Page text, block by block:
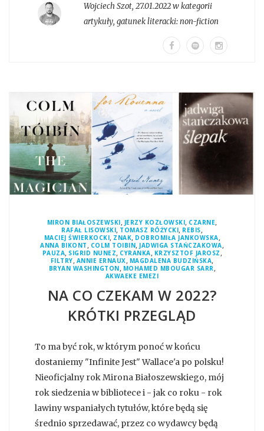
Wojciech Szot, 27.01.2022 w kategorii
artykuły, gatunek literacki:non-fiction
MIRON BIAŁOSZEWSKI, JERZY KOZŁOWSKI, CZARNE,
RAFAŁ LISOWSKI, TOMASZ RÓŻYCKI, REBIS,
MACIEJ ŚWIERKOCKI, ZNAK, DOBROMIŁA JANKOWSKA,
ANNA BIKONT , COLM TOIBIN, JADWIGA STAŃCZAKOWA,
PAUZA, SIGRID NUNEZ, CYRANKA, KRZYSZTOF JAROSZ ,
FILTRY, ANNIE ERNAUX, MAGDALENA BUDZIŃSKA,
BRYAN WASHINGTON, MOHAMED MBOUGAR SARR,
AKWAEKE EMEZI
NA CO CZEKAM W 2022?
KRÓTKI PRZEGLĄD
To ma być rok, w którym ponoć w końcu
dostaniemy "Infinite Jest" Wallace'a po polsku!
Nieoficjalny rok Mirona Białoszewskiego, mój
rok siedzenia w bibliotece i - jak co roku - rok
lawiny wspaniałych tytułów, które będą się
średnio sprzedawać, przez co wydawcy będą